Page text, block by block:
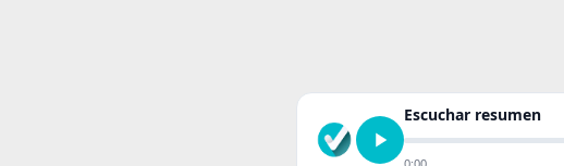
Escuchar resumen